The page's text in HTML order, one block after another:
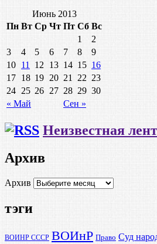
Июнь 2013
Пн Вт Ср Чт Пт Сб Вс
« Май Сен »
1
2
3
4 5 6 7 8
9
10 11 12 13 14 15 16
17 18 19 20 21 22 23
24 25 26 27 28 29 30
Неизвестная
Архив
Архив
тэги
ВОИНР СССР ВОИнР Право Суд